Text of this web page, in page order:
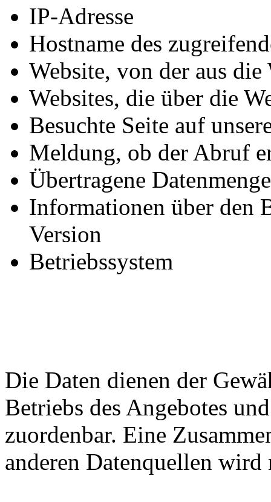
IP-Adresse
Hostname des
Website, von der aus
Websites, die über die
Besuchte Seite auf
Meldung, ob der Abruf
Übertragene Datenmenge
Informationen über den
Version
Betriebssystem
Die Daten dienen der
Betriebs des Angebotes
zuordenbar. Eine
anderen Datenquellen